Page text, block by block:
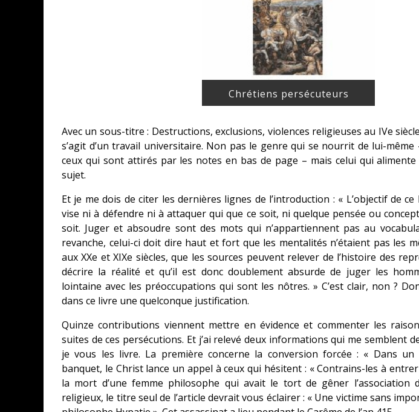
Chrétiens persécuteurs
Avec un sous-titre : Destructions, exclusions, violences religieuses au IVe
s’agit d’un travail universitaire. Non pas le genre qui se nourrit de lui-
ceux qui sont attirés par les notes en bas de page – mais celui qui
sujet.
Et je me dois de citer les dernières lignes de l’introduction : « L’objectif de
vise ni à défendre ni à attaquer qui que ce soit, ni quelque pensée ou
soit. Juger et absoudre sont des mots qui n’appartiennent pas au
revanche, celui-ci doit dire haut et fort que les mentalités n’étaient pas les
aux XXe et XIXe siècles, que les sources peuvent relever de l’histoire des
décrire la réalité et qu’il est donc doublement absurde de juger les
lointaine avec les préoccupations qui sont les nôtres. » C’est clair, non ?
dans ce livre une quelconque justification.
Quinze contributions viennent mettre en évidence et commenter les
suites de ces persécutions. Et j’ai relevé deux informations qui me semblent
je vous les livre. La première concerne la conversion forcée : « Dans un
banquet, le Christ lance un appel à ceux qui hésitent : « Contrains-les à entrer
la mort d’une femme philosophe qui avait le tort de gêner l’association
religieux, le titre seul de l’article devrait vous éclairer : « Une victime sans